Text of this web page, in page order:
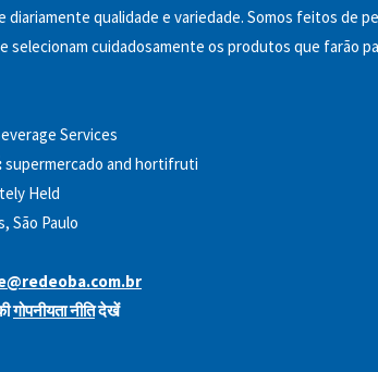
qualidade e variedade. Somos feitos de
selecionam cuidadosamente os produtos que farão
Services
supermercado and hortifruti
Held
São Paulo
गोपनीयता नीतिदेखें